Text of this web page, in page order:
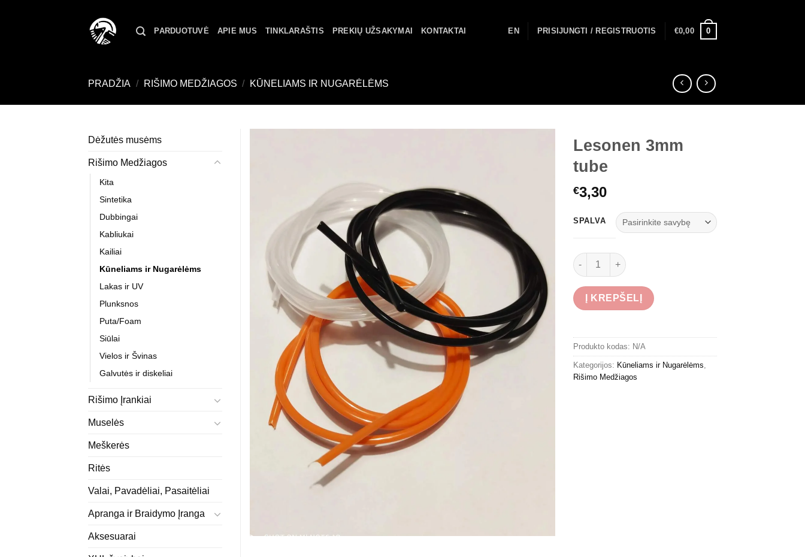
PARDUOTUVĖ APIE MUS TINKLARAŠTIS PREKIŲ UŽSAKYMAI KONTAKTAI EN PRISIJUNGTI / REGISTRUOTIS €0,00 0
PRADŽIA / RIŠIMO MEDŽIAGOS / KŪNELIAMS IR NUGARĖLĖMS
Lesonen 3mm
tube
€3,30
SPALVA
produkto kiekis: Lesonen 3mm tube
Į KREPŠELĮ
Produkto kodas: N/A
Kategorijos: Kūneliams ir Nugarėlėms
Rišimo Medžiagos
Dėžutės musėms
Rišimo Medžiagos
Kita
Sintetika
Dubbingai
Kabliukai
Kailiai
Kūneliams ir Nugarėlėms
Lakas ir UV
Plunksnos
Puta/Foam
Siūlai
Vielos ir Švinas
Galvutės ir diskeliai
Rišimo Įrankiai
Muselės
Meškerės
Ritės
Valai, Pavadėliai, Pasaitėliai
Apranga ir Braidymo Įranga
Aksesuarai